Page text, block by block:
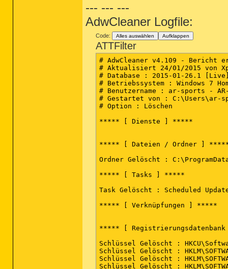
Schlüssel Gelöscht :
Schlüssel Gelöscht :
Schlüssel Gelöscht :
Schlüssel Gelöscht :
Schlüssel Gelöscht :
Schlüssel Gelöscht :
Schlüssel Gelöscht :
Schlüssel Gelöscht :
Schlüssel Gelöscht :
***** [ Browser ] *****
-\\ Internet Explorer
-\\ Google Chrome v31.0.1650.48
[ Datei : C:\Users\ar-
*************************
AdwCleaner[R0].txt - [6853
AdwCleaner[S0].txt - [6575
########## EOF -
-\\ Internet Explorer
-\\ Google Chrome v31.0.1650.57
[ Datei : C:\Users\ar-
*************************
AdwCleaner[R0].txt - [9260
AdwCleaner[R1].txt - [1052
AdwCleaner[R2].txt - [4844
AdwCleaner[S0].txt - [8879
AdwCleaner[S2].txt - [4071
########## EOF -
--- --- ---
AdwCleaner Logfile:
Code: Alles auswählen Aufklappen
ATTFilter
# AdwCleaner v4.109 - Bericht
# Aktualisiert 24/01/2015 von
# Database : 2015-01-26.1
# Betriebssystem : Windows 7
# Benutzername : ar-sports - AR-
# Gestartet von : C:\Users\ar-
# Option : Löschen
***** [ Dienste ] *****
***** [ Dateien / Ordner ]
Ordner Gelöscht :
***** [ Tasks ] *****
Task Gelöscht : Scheduled
***** [ Verknüpfungen ] *****
***** [
Schlüssel Gelöscht :
Schlüssel Gelöscht :
Schlüssel Gelöscht :
Schlüssel Gelöscht :